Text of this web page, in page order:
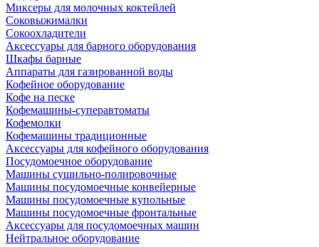
Миксеры для молочных коктейлей
Соковыжималки
Сокоохладители
Аксессуары для барного оборудования
Шкафы барные
Аппараты для газированной воды
Кофейное оборудование
Кофе на песке
Кофемашины-суперавтоматы
Кофемолки
Кофемашины традиционные
Аксессуары для кофейного оборудования
Посудомоечное оборудование
Машины сушильно-полировочные
Машины посудомоечные конвейерные
Машины посудомоечные купольные
Машины посудомоечные фронтальные
Аксессуары для посудомоечных машин
Нейтральное оборудование